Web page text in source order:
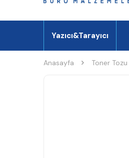
Yazıcı&Tarayıcı
Anasayfa Toner Tozu